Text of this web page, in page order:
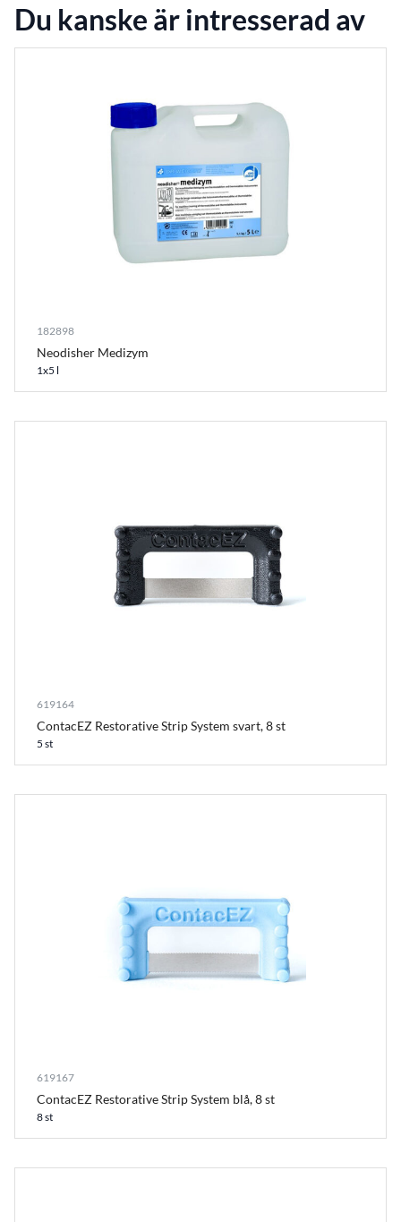
Du kanske är intresserad av
182898
Neodisher Medizym
1x5 l
619164
ContacEZ Restorative Strip System svart, 8 st
5 st
619167
ContacEZ Restorative Strip System blå, 8 st
8 st